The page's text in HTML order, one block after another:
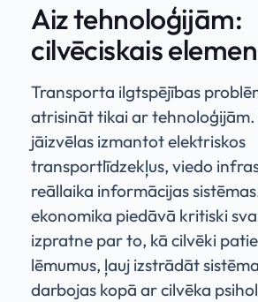
Aiz tehnoloģijām:
cilvēciskais
Transporta ilgtspējības
atrisināt tikai ar tehnoloģijām.
jāizvēlas izmantot elektriskos
transportlīdzekļus, viedo
reāllaika informācijas
ekonomika piedāvā kritiski
izpratne par to, kā cilvēki
lēmumus, ļauj izstrādāt
darbojas kopā ar cilvēka